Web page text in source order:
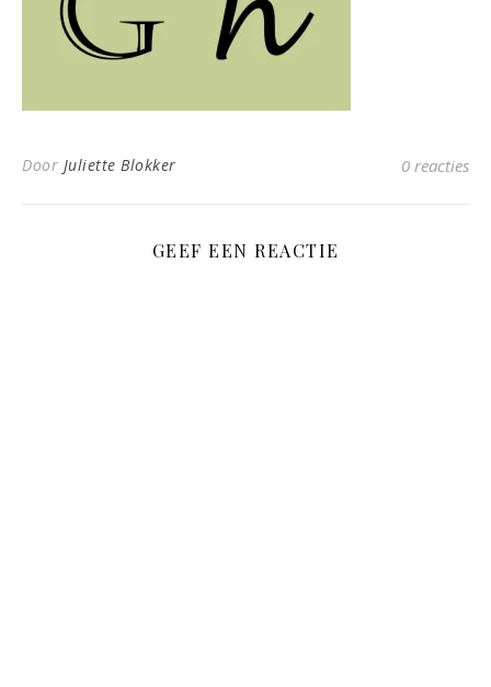
Door Juliette Blokker 0 reacties
GEEF EEN REACTIE